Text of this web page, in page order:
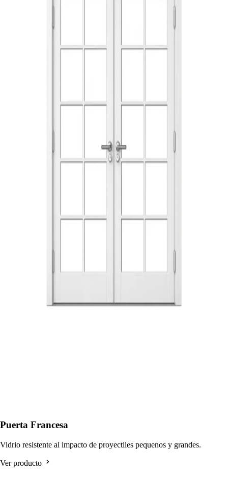
Puerta Francesa
Vidrio resistente al impacto de proyectiles pequenos y grandes.
Ver producto